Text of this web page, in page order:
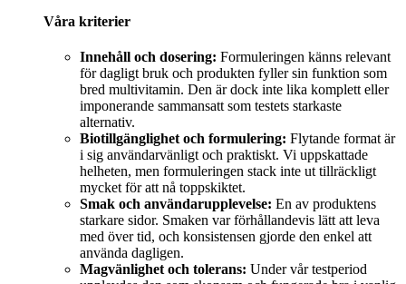
Våra kriterier
Innehåll och dosering: Formuleringen känns relevant
för dagligt bruk och produkten fyller sin funktion som
bred multivitamin. Den är dock inte lika komplett eller
imponerande sammansatt som testets starkaste
alternativ.
Biotillgänglighet och formulering: Flytande format är
i sig användarvänligt och praktiskt. Vi uppskattade
helheten, men formuleringen stack inte ut tillräckligt
mycket för att nå toppskiktet.
Smak och användarupplevelse: En av produktens
starkare sidor. Smaken var förhållandevis lätt att leva
med över tid, och konsistensen gjorde den enkel att
använda dagligen.
Magvänlighet och tolerans: Under vår testperiod